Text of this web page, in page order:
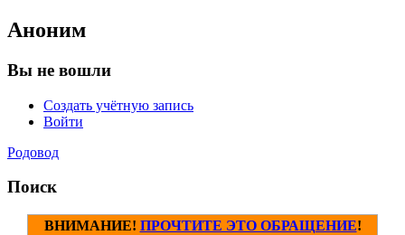
Аноним
Вы не вошли
Создать учётную запись
Войти
Родовод
Поиск
ВНИМАНИЕ! ПРОЧТИТЕ ЭТО ОБРАЩЕНИЕ!